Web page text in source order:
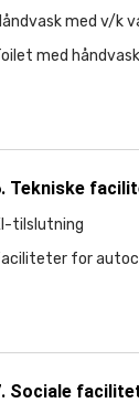
med v/k
med håndvask
Tekniske
tilslutning
for
Sociale